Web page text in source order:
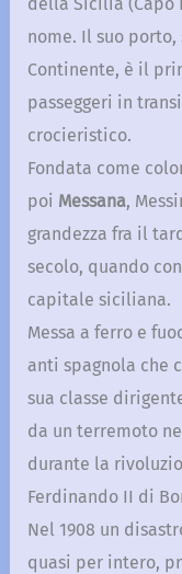
nome. Il suo
Continente, è il
passeggeri in
crocieristico.
Fondata come
poi Messana,
grandezza fra il
secolo, quando
capitale siciliana.
Messa a ferro e
anti spagnola che
sua classe
da un terremoto
durante la
Ferdinando II di
Nel 1908 un
quasi per intero,